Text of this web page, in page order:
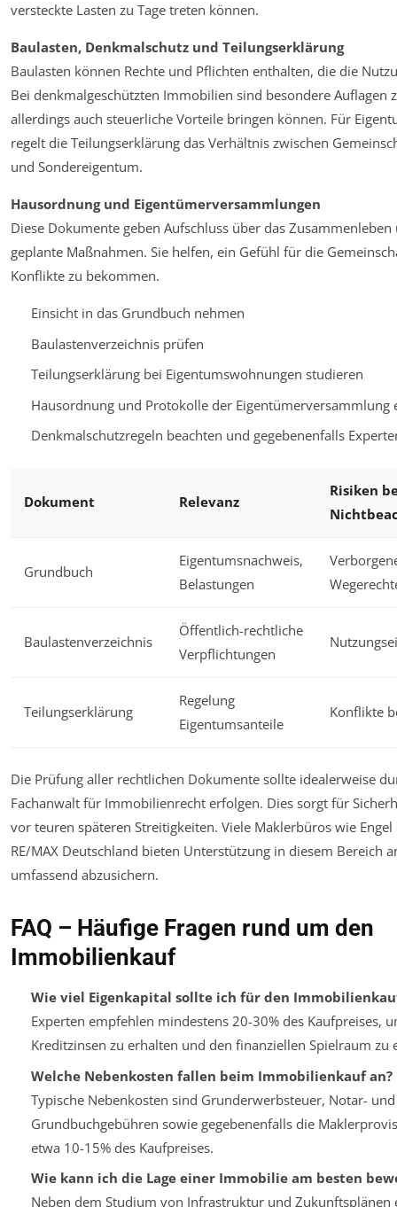
versteckte Lasten zu Tage treten können.
Baulasten, Denkmalschutz und Teilungserklärung
Baulasten können Rechte und Pflichten enthalten, die die
Bei denkmalgeschützten Immobilien sind besondere Auflagen
allerdings auch steuerliche Vorteile bringen können. Für
regelt die Teilungserklärung das Verhältnis zwischen
und Sondereigentum.
Hausordnung und Eigentümerversammlungen
Diese Dokumente geben Aufschluss über das
geplante Maßnahmen. Sie helfen, ein Gefühl für die
Konflikte zu bekommen.
Einsicht in das Grundbuch nehmen
Baulastenverzeichnis prüfen
Teilungserklärung bei Eigentumswohnungen studieren
Hausordnung und Protokolle der Eigentümerversammlung
Denkmalschutzregeln beachten und gegebenenfalls
Dokument Relevanz
Risiken
Grundbuch
Eigentumsnachweis,
Belastungen
Baulastenverzeichnis
Öffentlich-rechtliche
Verpflichtungen
Teilungserklärung
Regelung
Eigentumsanteile
Konflikte
Die Prüfung aller rechtlichen Dokumente sollte idealerweise
Fachanwalt für Immobilienrecht erfolgen. Dies sorgt für
vor teuren späteren Streitigkeiten. Viele Maklerbüros wie
RE/MAX Deutschland bieten Unterstützung in diesem Bereich
umfassend abzusichern.
FAQ – Häufige Fragen rund um den
Immobilienkauf
Wie viel Eigenkapital sollte ich für den
Experten empfehlen mindestens 20-30% des Kaufpreises,
Kreditzinsen zu erhalten und den finanziellen Spielraum zu
Welche Nebenkosten fallen beim Immobilienkauf an?
Typische Nebenkosten sind Grunderwerbsteuer, Notar- und
Grundbuchgebühren sowie gegebenenfalls die
etwa 10-15% des Kaufpreises.
Wie kann ich die Lage einer Immobilie am besten
Neben dem Studium von Infrastruktur und Zukunftsplänen